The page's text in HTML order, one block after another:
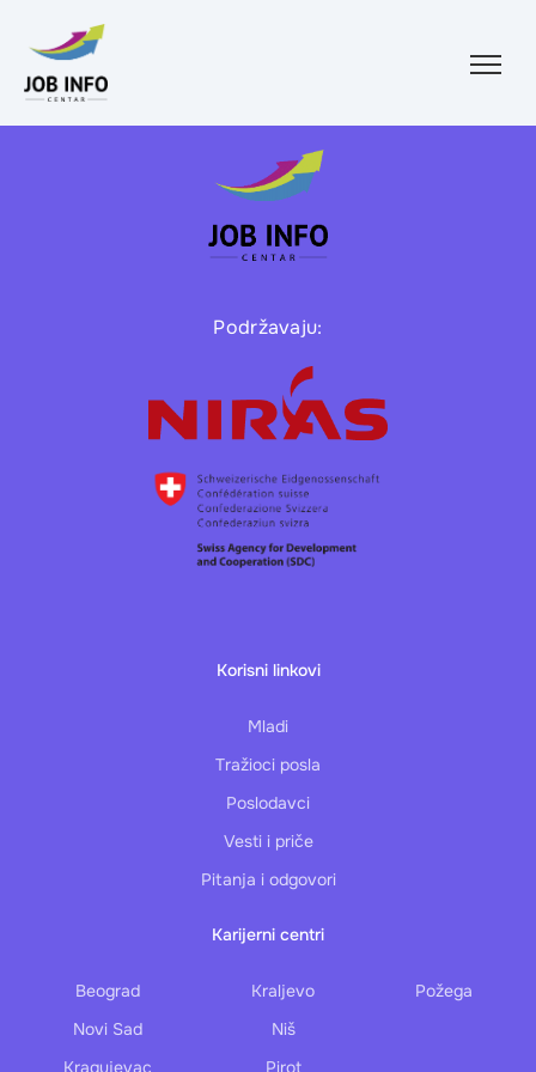
Skip to content
Podržavaju:
Korisni linkovi
Mladi
Tražioci posla
Poslodavci
Vesti i priče
Pitanja i odgovori
Karijerni centri
Beograd
Novi Sad
Kraljevo
Niš
Požega